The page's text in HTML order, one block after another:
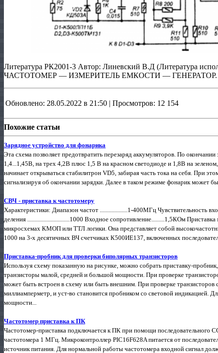
Литература РК2001-3 Автор: Линевский В.Д (Литература
ЧАСТОТОМЕР — ИЗМЕРИТЕЛЬ ЕМКОСТИ — ГЕНЕРАТОР.
Обновлено: 28.05.2022 в 21:50 | Просмотров: 12 154
Похожие статьи
Зарядное устройство для фонарика
Эта схема позволяет предотвратить перезаряд аккумуляторов. По
1,4...1,45В, на трех 4,2В плюс 1,5 В на красном светодиоде и 1,8В на
начинает открываться стабилитрон VD5, забирая часть тока на себя. При
сигнализируя об окончании зарядки. Далее в таком режиме фонарик может
СВЧ - приставка к частотомеру
Характеристики: Диапазон частот ...................1-400МГц Чувствительность
деления .............................1000 Входное сопротивление.........1,5КОм
микросхемах КМОП или ТТЛ логики. Она представляет собой
1000 на 3-х десятичных ВЧ счетчиках К500ИЕ137, включенных
Приставка-пробник для проверки биполярных транзисторов
Используя схему показанную на рисунке, можно собрать приставку-
транзисторы малой, средней и большой мощности. При проверке
может быть встроен в схему или быть внешним. При проверке
миллиамперметр, и уст-во становится пробником со световой индикацией.
мощности...
Частотомер приставка к ПК
Частотомер-приставка подключается к ПК при помощи последовательного
частотомера 1 МГц. Микроконтроллер PIC16F628A питается от
источник питания. Для нормальной работы частотомера входной сигнал